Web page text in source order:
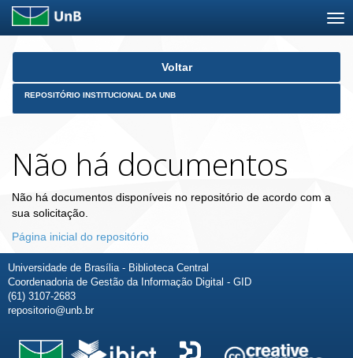
Skip
Voltar
REPOSITÓRIO INSTITUCIONAL DA UNB
Não há documentos
Não há documentos disponíveis no repositório de acordo com a
sua solicitação.
Página inicial do repositório
Universidade de Brasília - Biblioteca Central
Coordenadoria de Gestão da Informação Digital - GID
(61) 3107-2683
repositorio@unb.br